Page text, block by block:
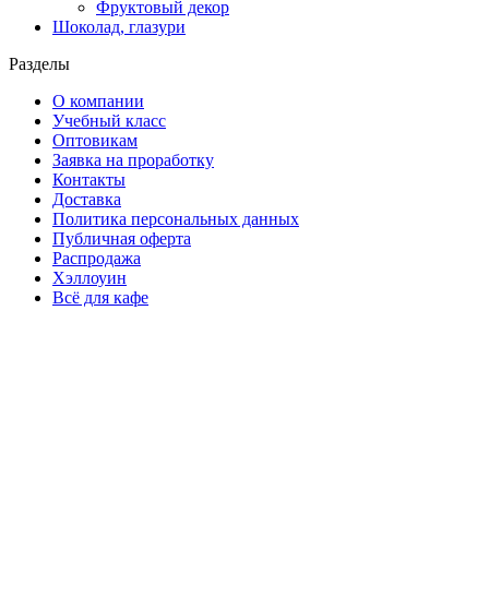
Фруктовый декор
Шоколад, глазури
Разделы
О компании
Учебный класс
Оптовикам
Заявка на проработку
Контакты
Доставка
Политика персональных данных
Публичная оферта
Распродажа
Хэллоуин
Всё для кафе